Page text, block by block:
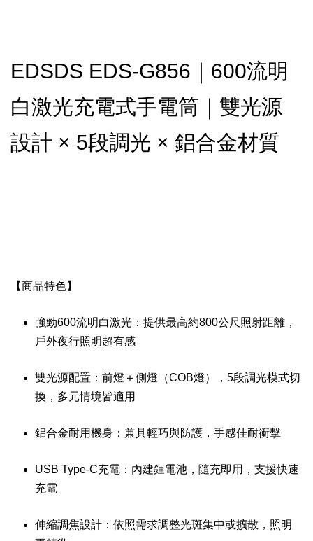
EDSDS EDS-G856｜600流明
白激光充電式手電筒｜雙光源
設計 × 5段調光 × 鋁合金材質
【商品特色】
強勁600流明白激光：提供最高約800公尺照射距離，
戶外夜行照明超有感
雙光源配置：前燈＋側燈（COB燈），5段調光模式切
換，多元情境皆適用
鋁合金耐用機身：兼具輕巧與防護，手感佳耐衝擊
USB Type-C充電：內建鋰電池，隨充即用，支援快速
充電
伸縮調焦設計：依照需求調整光斑集中或擴散，照明